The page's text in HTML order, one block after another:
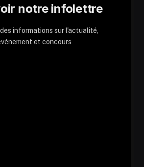
notre infolettre
informations sur l'actualité,
et concours